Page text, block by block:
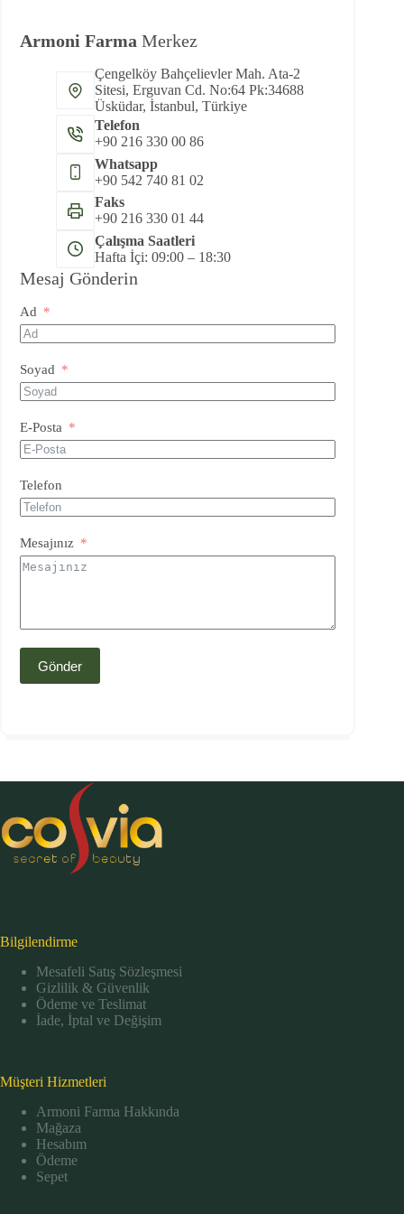
Armoni Farma Merkez
Çengelköy Bahçelievler Mah. Ata-2
Sitesi, Erguvan Cd. No:64 Pk:34688
Üsküdar, İstanbul, Türkiye
Telefon
+90 216 330 00 86
Whatsapp
+90 542 740 81 02
Faks
+90 216 330 01 44
Çalışma Saatleri
Hafta İçi: 09:00 – 18:30
Mesaj Gönderin
Ad
Soyad
E-Posta
Telefon
Mesajınız
Gönder
Bilgilendirme
Mesafeli Satış Sözleşmesi
Gizlilik & Güvenlik
Ödeme ve Teslimat
İade, İptal ve Değişim
Müşteri Hizmetleri
Armoni Farma Hakkında
Mağaza
Hesabım
Ödeme
Sepet